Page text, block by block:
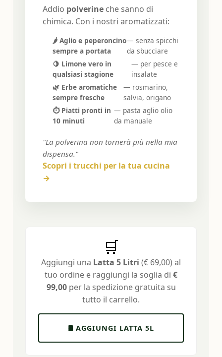
HOME
🎯 TEST
🕵 PROFILO
CONSUMATORI
MAGAZINE
CONTATTI
🛒 ACQUISTA
Addio polverine che sanno di
chimica. Con i nostri aromatizzati:
🌶️ Aglio e peperoncino
sempre a portata
— senza spicchi
da sbucciare
🍋 Limone vero in
qualsiasi stagione
— per pesce e
insalate
🌿 Erbe aromatiche
sempre fresche
— rosmarino,
salvia, origano
⏱️ Piatti pronti in
10 minuti
— pasta aglio olio
da manuale
"La polverina non tornerà più nella mia
dispensa."
Scopri i trucchi per la tua cucina
→
🛒
Aggiungi una Latta 5 Litri (€ 69,00) al
tuo ordine e raggiungi la soglia di €
99,00per la spedizione gratuita su
tutto il carrello.
🛢️ AGGIUNGI LATTA 5L